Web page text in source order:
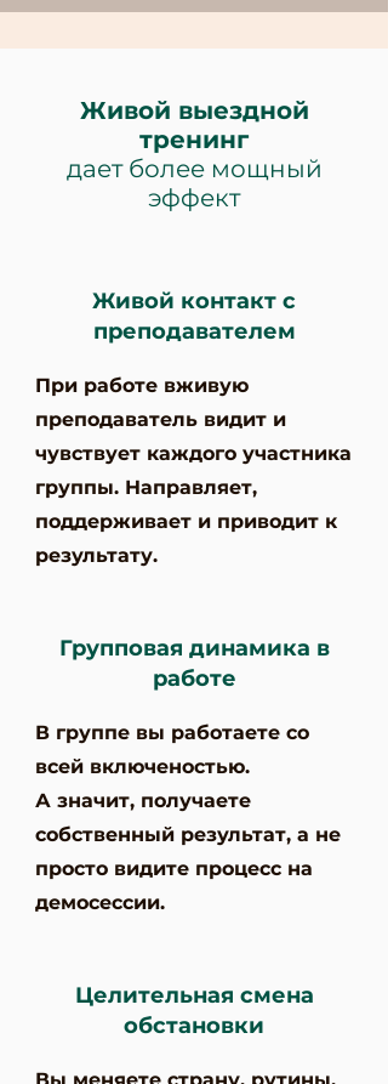
Живой выездной
тренинг
дает более мощный
эффект
Живой контакт с
преподавателем
При работе вживую
преподаватель видит и
чувствует каждого участника
группы. Направляет,
поддерживает и приводит к
результату.
Групповая динамика в
работе
В группе вы работаете со
всей включеностью.
А значит, получаете
собственный результат, а не
просто видите процесс на
демосессии.
Целительная смена
обстановки